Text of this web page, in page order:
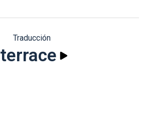
Traducción
terrace